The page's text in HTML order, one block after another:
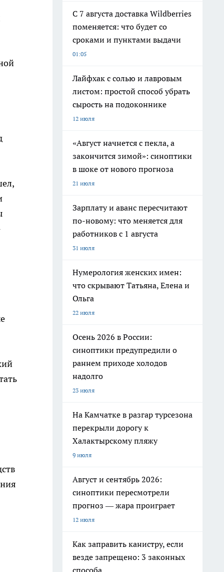
С 7 августа доставка Wildberries
поменяется: что будет со
сроками и пунктами выдачи
01:05
Лайфхак с солью и лавровым
листом: простой способ убрать
сырость на подоконнике
12 июля
«Август начнется с пекла, а
закончится зимой»: синоптики
в шоке от нового прогноза
21 июля
Зарплату и аванс пересчитают
по-новому: что меняется для
работников с 1 августа
31 июля
Нумерология женских имен:
что скрывают Татьяна, Елена и
Ольга
22 июля
Осень 2026 в России:
синоптики предупредили о
раннем приходе холодов
надолго
23 июля
На Камчатке в разгар турсезона
перекрыли дорогу к
Халактырскому пляжу
9 июля
Август и сентябрь 2026:
синоптики пересмотрели
прогноз — жара проиграет
12 июля
Как заправить канистру, если
везде запрещено: 3 законных
способа